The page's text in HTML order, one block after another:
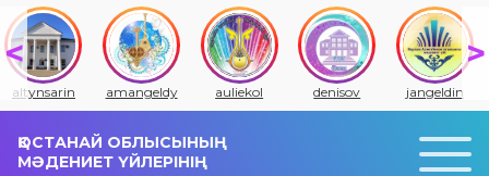
altynsarin amangeldy auliekol denisov jangeldin
ҚОСТАНАЙ ОБЛЫСЫНЫҢ
МӘДЕНИЕТ ҮЙЛЕРІНІҢ